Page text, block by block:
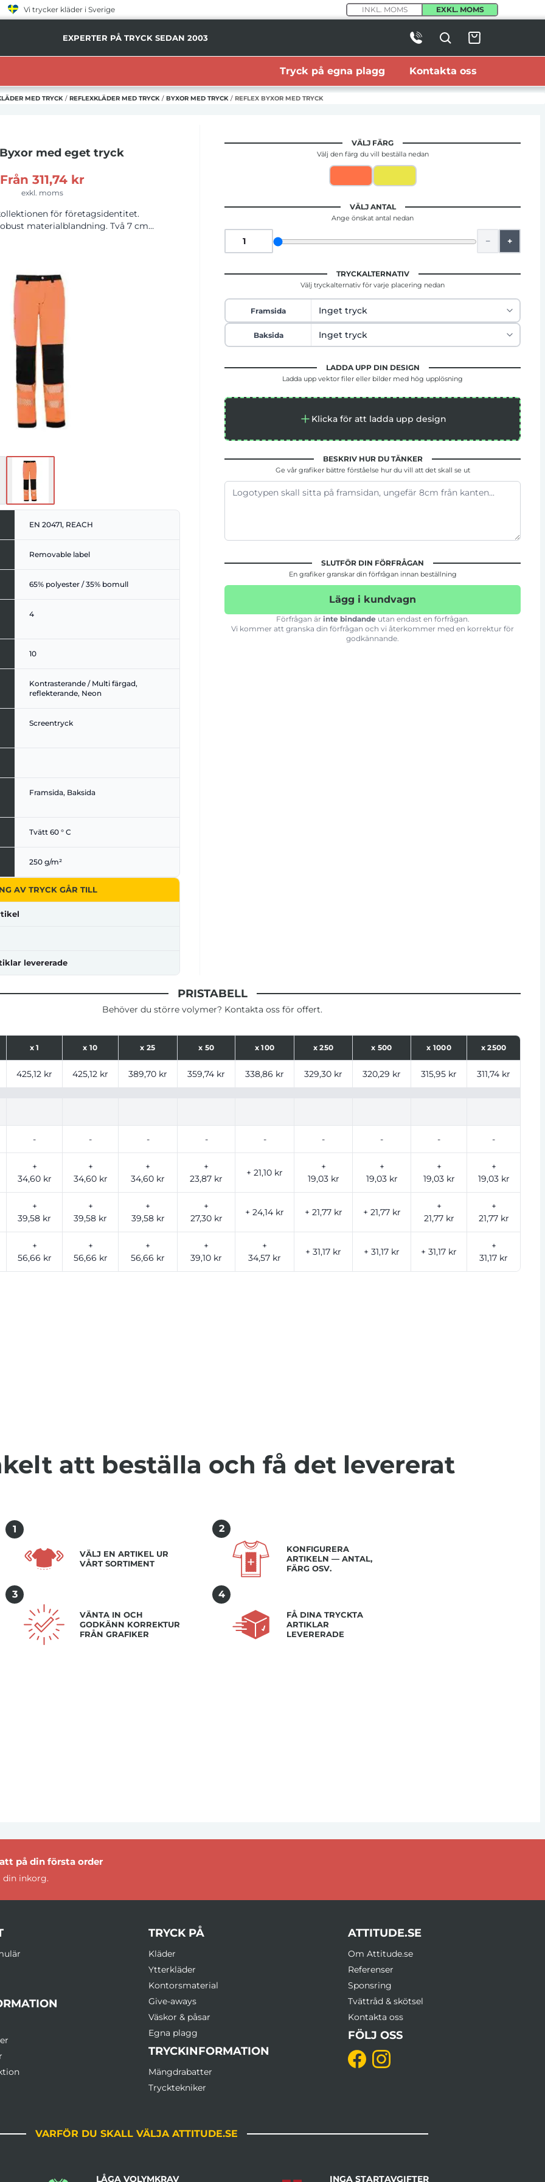
Vi trycker kläder i Sverige INKL. MOMS EXKL. MOMS
EXPERTER PÅ TRYCK SEDAN 2003
Tryck på egna plagg Kontakta oss
MED TRYCK / REFLEXKLÄDER MED TRYCK / BYXOR MED TRYCK / REFLEX BYXOR MED TRYCK
med eget tryck
Från 311,74 kr
exkl. moms
för företagsidentitet.
materialblandning. Två 7 cm
Två sneda fickor på sidorna.
ISO 20471:2013/A1:2016, klass 1 till
48. Utrustad med EAN-streckkod.
i polyetenpåsar. Instruktioner
alla officiella EU-språk. Tillverkaren
enligt EN-standard för 25
tvättar vid 60 °C..
EN 20471, REACH
Removable label
65% polyester / 35% bomull
4
10
Kontrasterande / Multi färgad,
reflekterande, Neon
Screentryck
Framsida, Baksida
Tvätt 60 ° C
250 g/m²
AV TRYCK GÅR TILL
levererade
VÄLJ FÄRG
Välj den färg du vill beställa nedan
VÄLJ ANTAL
Ange önskat antal nedan
− +
TRYCKALTERNATIV
Välj tryckalternativ för varje placering nedan
Framsida
Baksida
LADDA UPP DIN DESIGN
Ladda upp vektor filer eller bilder med hög upplösning
Klicka för att ladda upp design
BESKRIV HUR DU TÄNKER
Ge vår grafiker bättre förståelse hur du vill att det skall se ut
SLUTFÖR DIN FÖRFRÅGAN
En grafiker granskar din förfrågan innan beställning
Lägg i kundvagn
Förfrågan är inte bindande utan endast en förfrågan.
Vi kommer att granska din förfrågan och vi återkommer med en korrektur för
godkännande.
PRISTABELL
Behöver du större volymer? Kontakta oss för offert.
x1 x 10 x 25 x 50 x100 x250 x 500 x 1000 x2500
425,12 kr 425,12 kr 389,70 kr 359,74 kr 338,86 kr 329,30 kr 320,29 kr 315,95 kr 311,74 kr
- - - - - - - - -
+
34,60 kr
+
34,60 kr
+
34,60 kr
+
23,87 kr
+ 21,10 kr
+
19,03 kr
+
19,03 kr
+
19,03 kr
+
19,03 kr
+
39,58 kr
+
39,58 kr
+
39,58 kr
+
27,30 kr
+ 24,14 kr + 21,77 kr + 21,77 kr
+
21,77 kr
+
21,77 kr
+
56,66 kr
+
56,66 kr
+
56,66 kr
+
39,10 kr
+
34,57 kr
+ 31,17 kr + 31,17 kr + 31,17 kr
+
31,17 kr
att beställa och få det levererat
1
VÄLJ EN ARTIKEL UR
VÅRT SORTIMENT
2
KONFIGURERA
ARTIKELN — ANTAL,
FÄRG OSV.
3
VÄNTA IN OCH
GODKÄNN KORREKTUR
FRÅN GRAFIKER
4
FÅ DINA TRYCKTA
ARTIKLAR
LEVERERADE
på din första order
din inkorg.
TRYCK PÅ
Kläder
Ytterkläder
Kontorsmaterial
Give-aways
Väskor & påsar
Egna plagg
TRYCKINFORMATION
Mängdrabatter
Trycktekniker
ATTITUDE.SE
Om Attitude.se
Referenser
Sponsring
Tvättråd & skötsel
Kontakta oss
FÖLJ OSS
VARFÖR DU SKALL VÄLJA ATTITUDE.SE
LÅGA VOLYMKRAV INGA STARTAVGIFTER